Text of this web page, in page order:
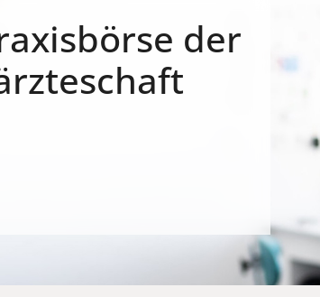
der